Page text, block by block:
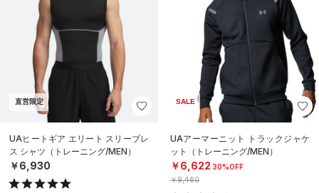
直営限定
UAヒートギア エリート スリーブレ
ス シャツ（トレーニング/MEN）
￥6,930
SALE
UAアーマーニット トラックジャケ
ット（トレーニング/MEN）
￥6,622 30%OFF
￥9,460